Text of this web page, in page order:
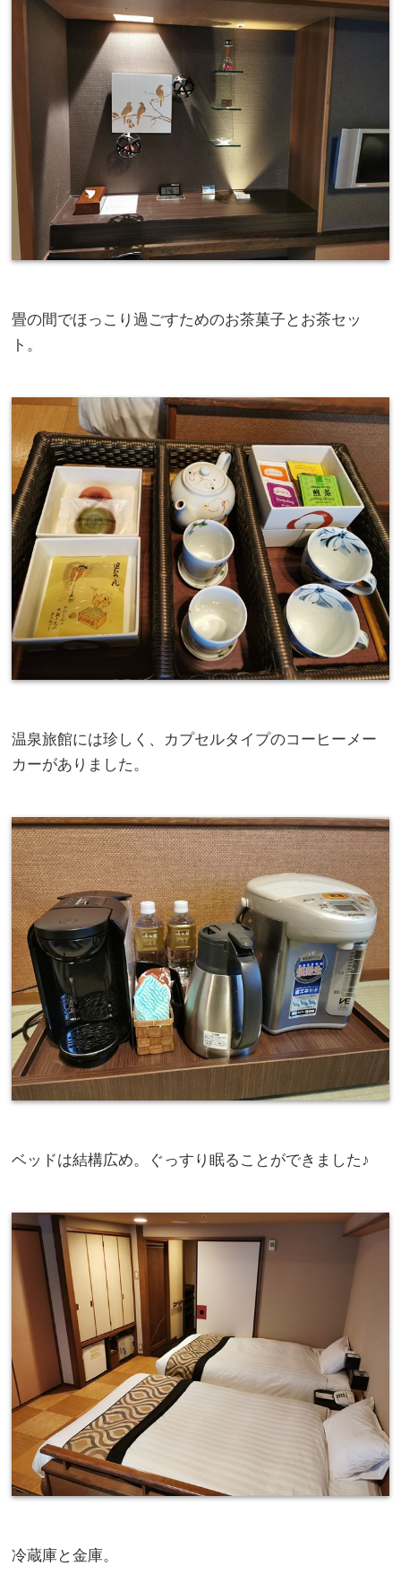
畳の間でほっこり過ごすためのお茶菓子とお茶セッ
ト。
温泉旅館には珍しく、カプセルタイプのコーヒーメー
カーがありました。
ベッドは結構広め。ぐっすり眠ることができました♪
冷蔵庫と金庫。